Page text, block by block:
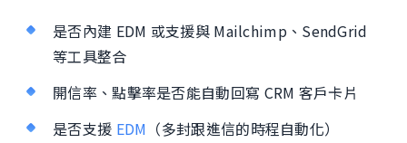
是否內建 EDM 或支援與 Mailchimp、SendGrid
等工具整合
開信率、點擊率是否能自動回寫 CRM 客戶卡片
是否支援 EDM （多封跟進信的時程自動化）